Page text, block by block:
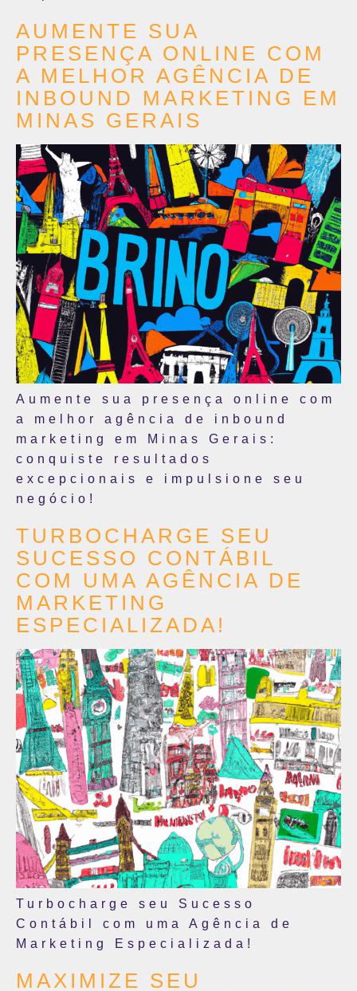
AUMENTE SUA
PRESENÇA ONLINE COM
A MELHOR AGÊNCIA DE
INBOUND MARKETING EM
MINAS GERAIS
Aumente sua presença online com
a melhor agência de inbound
marketing em Minas Gerais:
conquiste resultados
excepcionais e impulsione seu
negócio!
TURBOCHARGE SEU
SUCESSO CONTÁBIL
COM UMA AGÊNCIA DE
MARKETING
ESPECIALIZADA!
Turbocharge seu Sucesso
Contábil com uma Agência de
Marketing Especializada!
MAXIMIZE SEU